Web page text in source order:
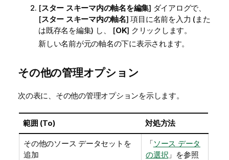
[スター スキーマ内の軸名を編集] ダイアログで、
[スター スキーマ内の軸名] 項目に名前を入力 (また
は既存名を編集) し、 [OK] クリックします。
新しい名前が元の軸名の下に表示されます。
その他の管理オプション
次の表に、その他の管理オプションを示します。
範囲 (To) 対処方法
その他のソース データセットを
追加
「ソース データ
の選択 」を参照